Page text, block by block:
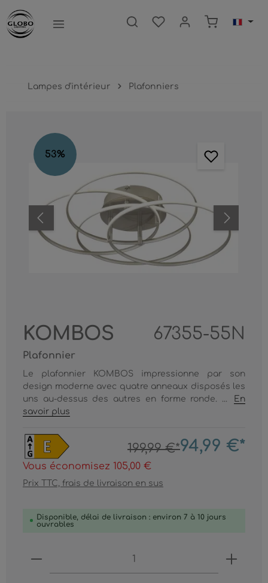
principal Le panier
Lampes d'intérieur Plafonniers
Ignorer la galerie d'images
53%
KOMBOS 67355-55N
Plafonnier
Le plafonnier KOMBOS impressionne par son
design moderne avec quatre anneaux disposés les
uns au-dessus des autres en forme ronde. ...
En
savoir plus
199,99 €*94,99 €*
Vous économisez 105,00 €
Prix TTC, frais de livraison en sus
Disponible, délai de livraison : environ 7 à 10 jours
ouvrables
Produkt Anzahl: Gib den